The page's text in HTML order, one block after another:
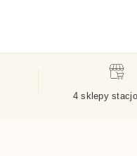
4 sklepy